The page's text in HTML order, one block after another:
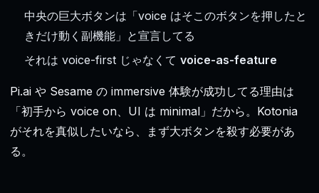
中央の巨大ボタンは「voice はそこのボタンを押したと
きだけ動く副機能」と宣言してる
それは voice-first じゃなくて voice-as-feature
Pi.ai や Sesame の immersive 体験が成功してる理由は
「初手から voice on、UI は minimal」だから。Kotonia
がそれを真似したいなら、まず大ボタンを殺す必要があ
る。